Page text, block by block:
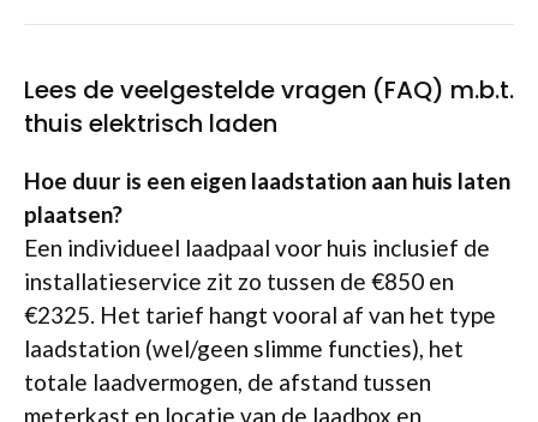
Lees de veelgestelde vragen (FAQ) m.b.t.
thuis elektrisch laden
Hoe duur is een eigen laadstation aan huis laten
plaatsen?
Een individueel laadpaal voor huis inclusief de
installatieservice zit zo tussen de €850 en
€2325. Het tarief hangt vooral af van het type
laadstation (wel/geen slimme functies), het
totale laadvermogen, de afstand tussen
meterkast en locatie van de laadbox en